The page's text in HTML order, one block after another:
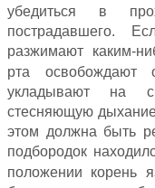
убедиться в
пострадавшего.
разжимают каким-
рта освобождают
укладывают на
стесняющую
этом должна быть
подбородок
положении корень